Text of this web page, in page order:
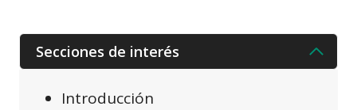
Secciones de interés
Introducción